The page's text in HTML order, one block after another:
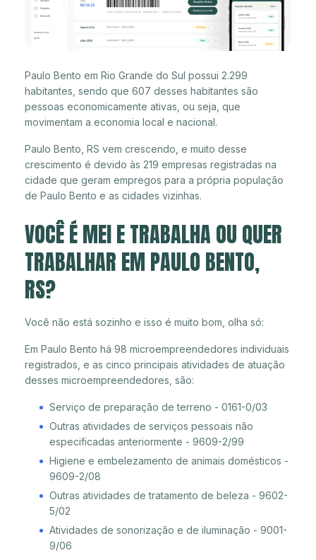
Paulo Bento em Rio Grande do Sul possui 2.299
habitantes, sendo que 607 desses habitantes são
pessoas economicamente ativas, ou seja, que
movimentam a economia local e nacional.
Paulo Bento, RS vem crescendo, e muito desse
crescimento é devido às 219 empresas registradas na
cidade que geram empregos para a própria população
de Paulo Bento e as cidades vizinhas.
VOCÊ É MEI E TRABALHA OU QUER
TRABALHAR EM PAULO BENTO,
RS?
Você não está sozinho e isso é muito bom, olha só:
Em Paulo Bento há 98 microempreendedores individuais
registrados, e as cinco principais atividades de atuação
desses microempreendedores, são:
Serviço de preparação de terreno - 0161-0/03
Outras atividades de serviços pessoais não
especificadas anteriormente - 9609-2/99
Higiene e embelezamento de animais domésticos -
9609-2/08
Outras atividades de tratamento de beleza - 9602-
5/02
Atividades de sonorização e de iluminação - 9001-
9/06